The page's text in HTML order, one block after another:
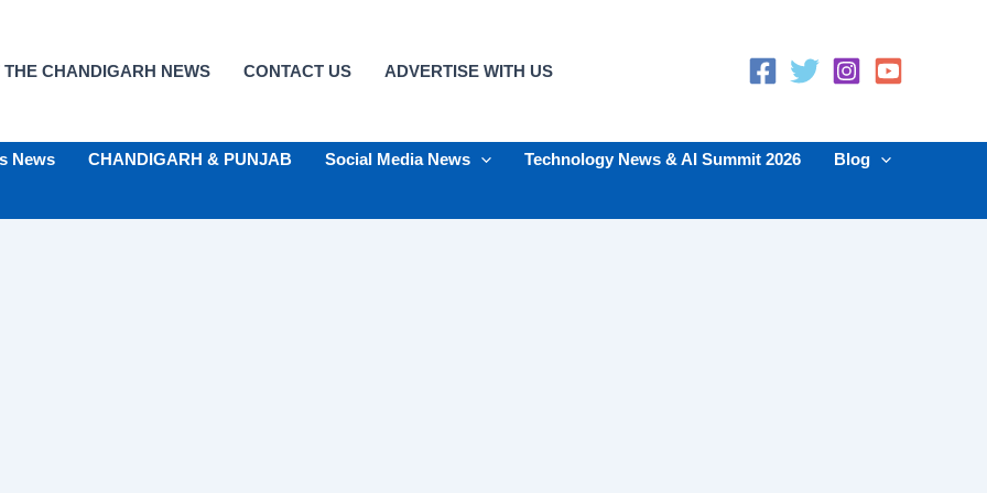
CHANDIGARH NEWS CONTACT US ADVERTISE WITH US
News CHANDIGARH & PUNJAB Social Media News Technology News & AI Summit 2026
Blog